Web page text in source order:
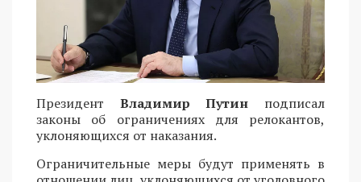
Президент Владимир Путин подписал
законы об ограничениях для релокантов,
уклоняющихся от наказания.
Ограничительные меры будут применять в